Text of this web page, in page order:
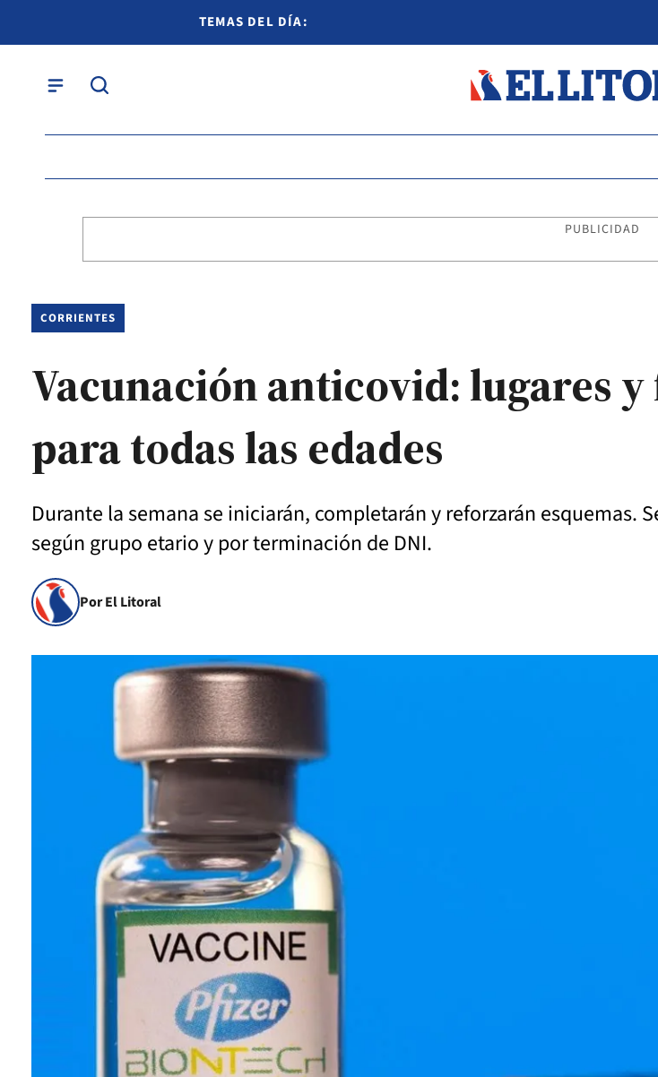
TEMAS DEL DÍA:
PUBLICIDAD
CORRIENTES
Vacunación anticovid: lugares
para todas las edades
Durante la semana se iniciarán, completarán y reforzarán esquemas.
según grupo etario y por terminación de DNI.
Por El Litoral